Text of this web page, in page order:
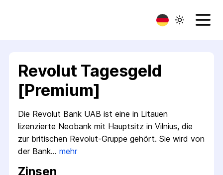
Revolut Tagesgeld
[Premium]
Die Revolut Bank UAB ist eine in Litauen
lizenzierte Neobank mit Hauptsitz in Vilnius, die
zur britischen Revolut-Gruppe gehört. Sie wird von
der Bank… mehr
Zinsen